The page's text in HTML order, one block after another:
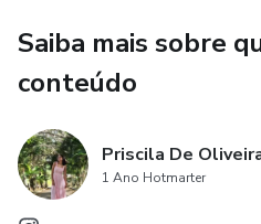
Saiba mais sobre
conteúdo
Priscila De
1 Ano Hotmarter